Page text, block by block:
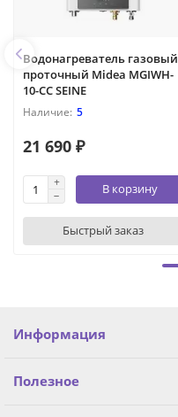
Водонагреватель газовый
проточный Midea MGIWH-
10-CC SEINE
5
21 690 ₽
В корзину
Быстрый заказ
Информация
Полезное